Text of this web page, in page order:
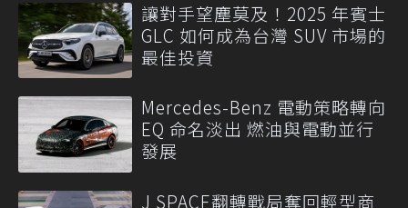
讓對手望塵莫及！2025 年賓士
GLC 如何成為台灣 SUV 市場的
最佳投資
Mercedes-Benz 電動策略轉向
EQ 命名淡出 燃油與電動並行
發展
J SPACE翻轉戰局奪回輕型商